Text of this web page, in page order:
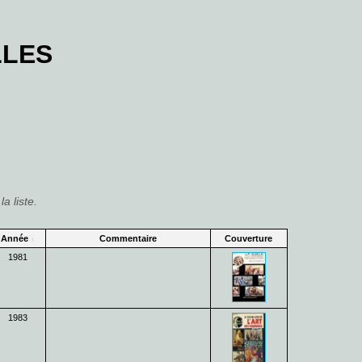
liste.
Année Commentaire
Couverture
1981
1983